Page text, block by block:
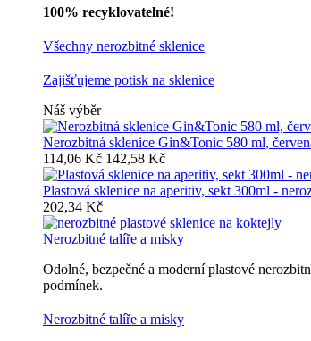
100% recyklovatelné!
Všechny nerozbitné sklenice
Zajišťujeme potisk na sklenice
Náš výběr
Nerozbitná sklenice Gin&Tonic 580 ml,
114,06 Kč 142,58 Kč
Plastová sklenice na aperitiv, sekt 300ml -
202,34 Kč
Nerozbitné talíře a misky
Odolné, bezpečné a moderní plastové
podmínek.
Nerozbitné talíře a misky